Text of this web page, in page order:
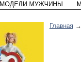
МОДЕЛИ МУЖЧИНЫ
Главная →